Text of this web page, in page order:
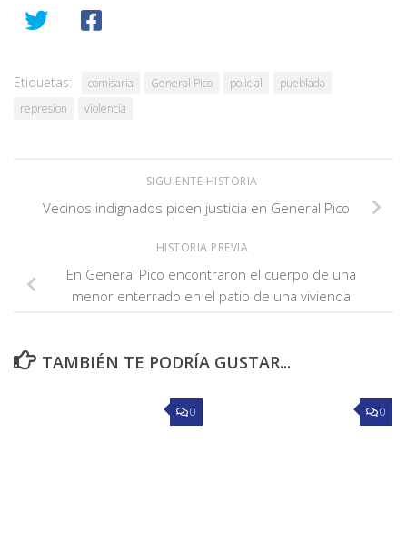
Etiquetas: comisaria General Pico policial
pueblada
represion
violencia
SIGUIENTE HISTORIA
Vecinos indignados piden justicia en General Pico
HISTORIA PREVIA
En General Pico encontraron el cuerpo de una
menor enterrado en el patio de una vivienda
TAMBIÉN TE PODRÍA GUSTAR...
0 0